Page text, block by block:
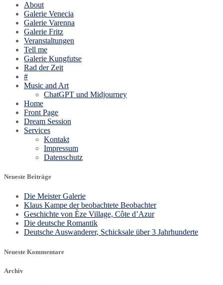
About
Galerie Venecia
Galerie Varenna
Galerie Fritz
Veranstaltungen
Tell me
Galerie Kungfutse
Rad der Zeit
#
Music and Art
ChatGPT und Midjourney
Home
Front Page
Dream Session
Services
Kontakt
Impressum
Datenschutz
Neueste Beiträge
Die Meister Galerie
Klaus Kampe der beobachtete Beobachter
Geschichte von Èze Village, Côte d’Azur
Die deutsche Romantik
Deutsche Auswanderer, Schicksale über 3 Jahrhunderte
Neueste Kommentare
Archiv